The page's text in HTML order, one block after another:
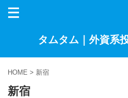
タムタム｜外資系
HOME > 新宿
新宿